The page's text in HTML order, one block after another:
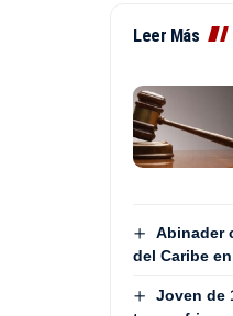
Leer Más
Abinader
del Caribe
Joven de